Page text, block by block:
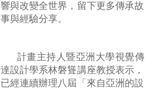
響與改變全世界，留下更多傳承故
事與經驗分享。
計畫主持人暨亞洲大學視覺傳
達設計學系林磐聳講座教授表示，
已經連續辦理八屆「來自亞洲的設